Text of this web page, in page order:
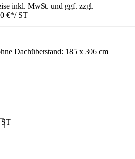
inkl. MwSt. und ggf. zzgl.
€*/ ST
Dachüberstand: 185 x 306 cm
ST